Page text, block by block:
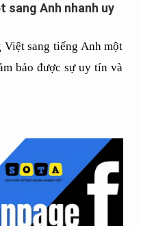
sang Anh nhanh uy
Việt sang tiếng Anh một
bảo được sự uy tín và